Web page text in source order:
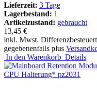
Lieferzeit: 3 Tage
Lagerbestand: 1
Artikelzustand: gebraucht
13,45 €
inkl. Mwst.
gegebenenfalls plus
In den Warenkorb Details